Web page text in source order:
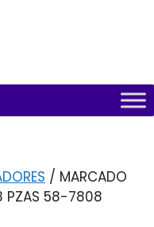
/ MARCADO
PZAS 58-7808